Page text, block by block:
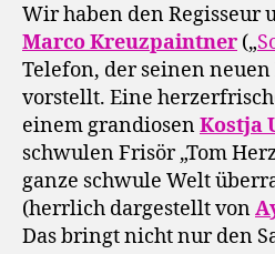
Wir haben den Regisseur
Marco Kreuzpaintner („
Telefon, der seinen
vorstellt. Eine
einem grandiosenKostja
schwulen Frisör „Tom
ganze schwule Welt
(herrlich dargestellt von
Das bringt nicht nur den